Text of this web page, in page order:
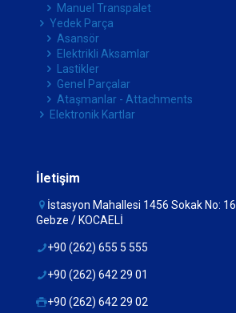
Manuel Transpalet
Yedek Parça
Asansör
Elektrikli Aksamlar
Lastikler
Genel Parçalar
Ataşmanlar - Attachments
Elektronik Kartlar
İletişim
İstasyon Mahallesi 1456 Sokak No: 16
Gebze / KOCAELİ
+90 (262) 655 5 555
+90 (262) 642 29 01
+90 (262) 642 29 02